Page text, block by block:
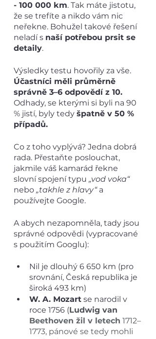
- 100 000 km. Tak máte jistotu,
že se trefíte a nikdo vám nic
neřekne. Bohužel takové řešení
neladí s naší potřebou prsit se
detaily.
Výsledky testu hovořily za vše.
Účastníci měli průměrně
správně 3–6 odpovědí z 10.
Odhady, se kterými si byli na 90
% jistí, byly tedy špatně v 50 %
případů.
Co z toho vyplývá? Jedna dobrá
rada. Přestaňte poslouchat,
jakmile váš kamarád řekne
slovní spojení typu „vod voka“
nebo „takhle z hlavy“ a
používejte Google.
A abych nezapomněla, tady jsou
správné odpovědi (vypracované
s použitím Googlu):
Nil je dlouhý 6 650 km (pro
srovnání, Česká republika je
široká 493 km)
W. A. Mozart se narodil v
roce 1756 (Ludwig van
Beethoven žil v letech 1712–
1773, pánové se tedy mohli